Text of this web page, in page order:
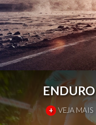
ENDURO
+ VEJA MAIS